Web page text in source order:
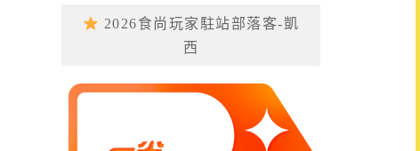
2026食尚玩家駐站部落客-凱
西